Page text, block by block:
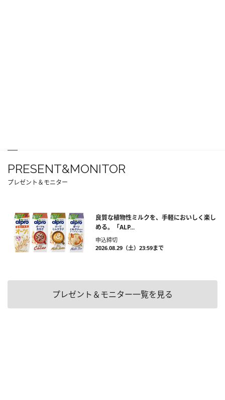
PRESENT&MONITOR
プレゼント＆モニター
良質な植物性ミルクを、手軽においしく楽し
める。「ALP...
申込締切
2026.08.29（土）23:59まで
プレゼント＆モニター一覧を見る